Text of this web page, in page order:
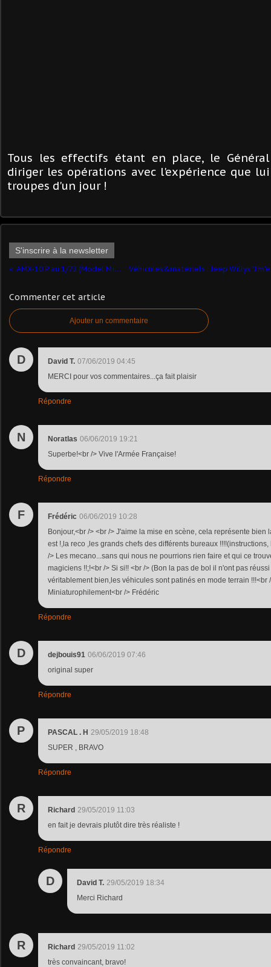
Tous les effectifs étant en place, le
diriger les opérations avec l'expérience que
troupes d'un jour !
S'inscrire à la newsletter
AMX-10 P au 1/72 (Model Miniature)
Commenter cet article
Ajouter un commentaire
D David T. 07/06/2019 04:45
MERCI pour vos commentaires...ça fait plaisir
Répondre
N Noratlas 06/06/2019 19:21
Superbe!<br /> Vive l'Armée Française!
Répondre
F Frédéric 06/06/2019 10:28
Bonjour,<br /> <br /> J'aime la mise en scène, cela représente bien
est !,la reco ,les grands chefs des différents bureaux
/> Les mecano...sans qui nous ne pourrions rien faire et qui ce
magiciens !!;!<br /> Si si!! <br /> (Bon la pas de bol il n'ont pas
véritablement bien,les véhicules sont patinés en mode terrain !!!<br
Miniaturophilement<br /> Frédéric
Répondre
D dejbouis91 06/06/2019 07:46
original super
Répondre
P PASCAL . H 29/05/2019 18:48
SUPER , BRAVO
Répondre
R Richard 29/05/2019 11:03
en fait je devrais plutôt dire très réaliste !
Répondre
D David T. 29/05/2019 18:34
Merci Richard
R Richard 29/05/2019 11:02
très convaincant, bravo!